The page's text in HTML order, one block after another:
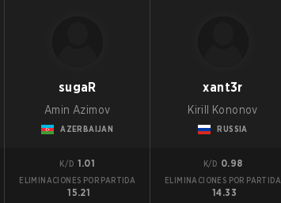
sugaR
Amin Azimov
AZERBAIJAN
K/D 1.01
ELIMINACIONES POR PARTIDA
15.21
xant3r
Kirill Kononov
RUSSIA
K/D 0.98
ELIMINACIONES POR PARTIDA
14.33